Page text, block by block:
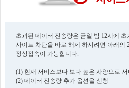
초과된 데이터 전송량은 금일 밤 12시에
사이트 차단을 바로 해제 하시려면 아래의
정상접속이 가능합니다.
(1) 현재 서비스보다 보다 높은 사양으로
(2) 데이터 전송량 추가 옵션을 신청